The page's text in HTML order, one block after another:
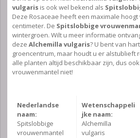
vulgaris is ook wel bekend als
Deze Rosaceae heeft een maximale
centimeter. De Spitslobbige
wintergroen. Wilt u meer informatie
deze Alchemilla vulgaris? U bent van
groencentrum, maar houdt u er alstublieft
alle planten altijd beschikbaar zijn, dus
vrouwenmantel niet!
Nederlandse
naam:
Spitslobbige
vrouwenmantel
Wetenschappeli
jke naam:
Alchemilla
vulgaris